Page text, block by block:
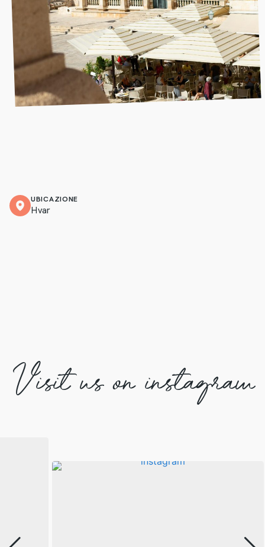
UBICAZIONE
Hvar
Visit us on instagram